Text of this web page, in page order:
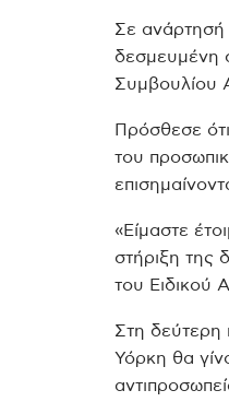
Σε ανάρτησή
δεσμευμένη
Συμβουλίου
Πρόσθεσε
του
«Είμαστε
στήριξη της
του Ειδικού
Στη δεύτερη
Υόρκη θα